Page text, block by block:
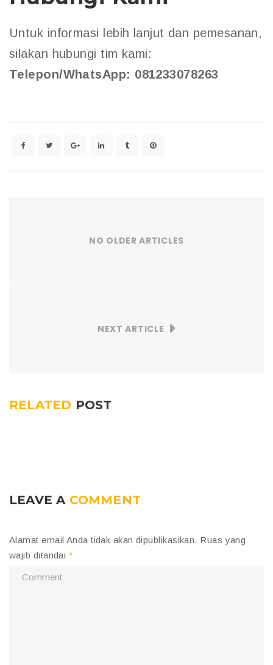
Untuk informasi lebih lanjut dan pemesanan,
silakan hubungi tim kami:
Telepon/WhatsApp: 081233078263
NO OLDER ARTICLES
NEXT ARTICLE
RELATED POST
LEAVE A COMMENT
Alamat email Anda tidak akan dipublikasikan. Ruas yang
wajib ditandai *